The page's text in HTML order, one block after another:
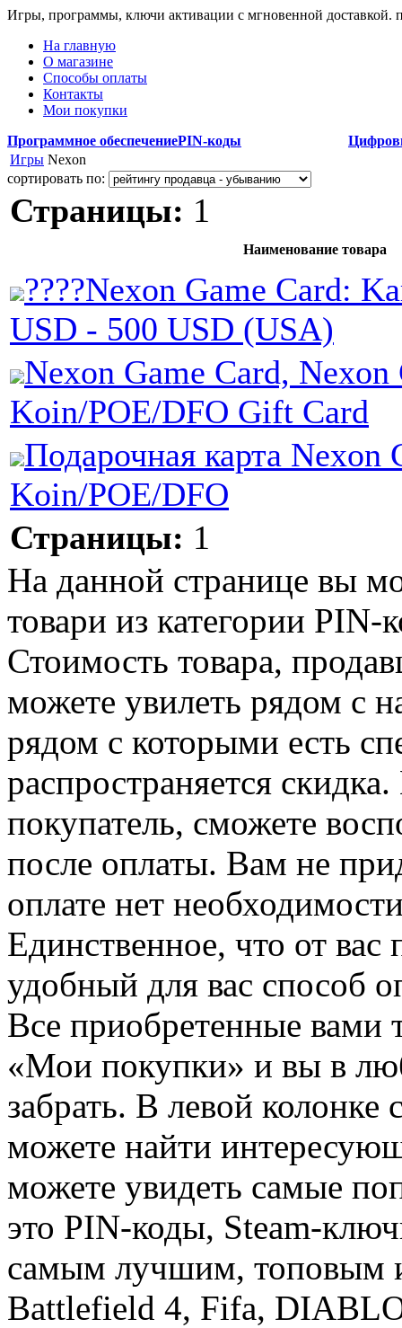
Игры, программы, ключи активации с мгновенной доставкой.
На главную
О магазине
Способы оплаты
Контакты
Мои покупки
Программное обеспечениеPIN-коды
Игры Nexon
сортировать по:
Страницы: 1
Наименование товара
????Nexon Game Card:
USD - 500 USD (USA)
Nexon Game Card,
Koin/POE/DFO Gift Card
Подарочная карта Nexon
Koin/POE/DFO
Страницы: 1
На данной странице вы
товари из категории
Стоимость товара,
можете увилеть рядом с
рядом с которыми есть
распространяется
покупатель, сможете
после оплаты. Вам не
оплате нет
Единственное, что от вас
удобный для вас способ
Все приобретенные вами
«Мои покупки» и вы в
забрать. В левой
можете найти
можете увидеть самые
это PIN-коды, Steam-
самым лучшим, топовым
Battlefield 4, Fifa,